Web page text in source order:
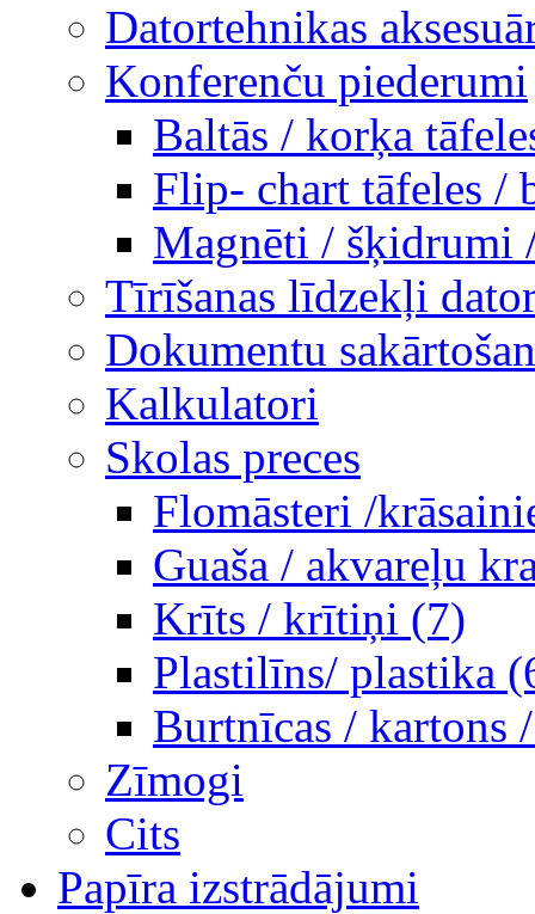
Datortehnikas
Konferenču piederumi
Baltās / korķa
Flip- chart tāfeles /
Magnēti / šķidrumi
Tīrīšanas līdzekļi
Dokumentu
Kalkulatori
Skolas preces
Flomāsteri /
Guaša / akvareļu
Krīts / krītiņi (7)
Plastilīns/ plastika
Burtnīcas / kartons
Zīmogi
Cits
Papīra izstrādājumi